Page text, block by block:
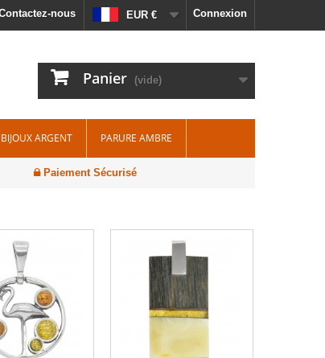
Connexion
EUR €
nous
Panier (vide)
BIJOUX ARGENT PARURE AMBRE
Paiement Sécurisé